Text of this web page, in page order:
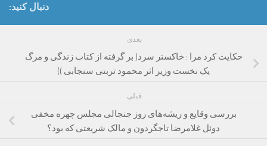
دنبال کنید:
بعدی
حکایت کرد مرا : خاکستر سرد( بر گرفته از کتاب زندگی و مرگ
یک نخست وزیر اثر محمود تربتی سنجابی ))
قبلی
بررسی وقایع و ریشه‌های روز جنجالی مجلس چهره مخفی
دوئل غلامرضا تاجگردون و مالک شریعتی که بود؟